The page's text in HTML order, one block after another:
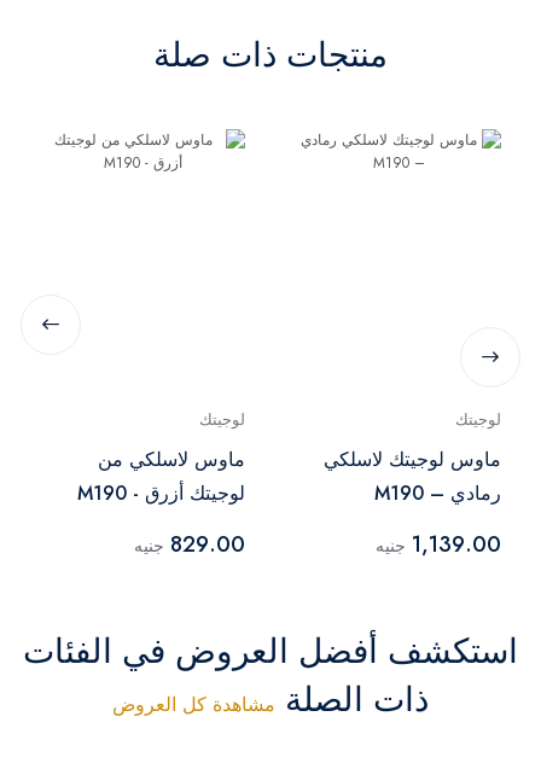
منتجات ذات صلة
لوجيتك
ماوس لوجيتك لاسلكي
رمادي – M190
1,139.00 جنيه
لوجيتك
ماوس لاسلكي من
لوجيتك أزرق - M190
829.00 جنيه
استكشف أفضل العروض في الفئات
ذات الصلة مشاهدة كل العروض